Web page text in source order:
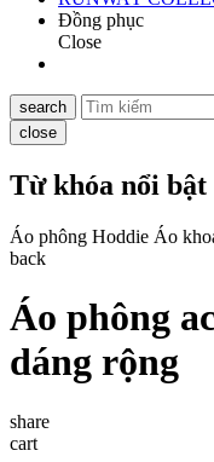
Đồng phục
Close
search
close
Từ khóa nổi bật
Áo phông Hoddie Áo
back
Áo phông
dáng rộng
share
cart